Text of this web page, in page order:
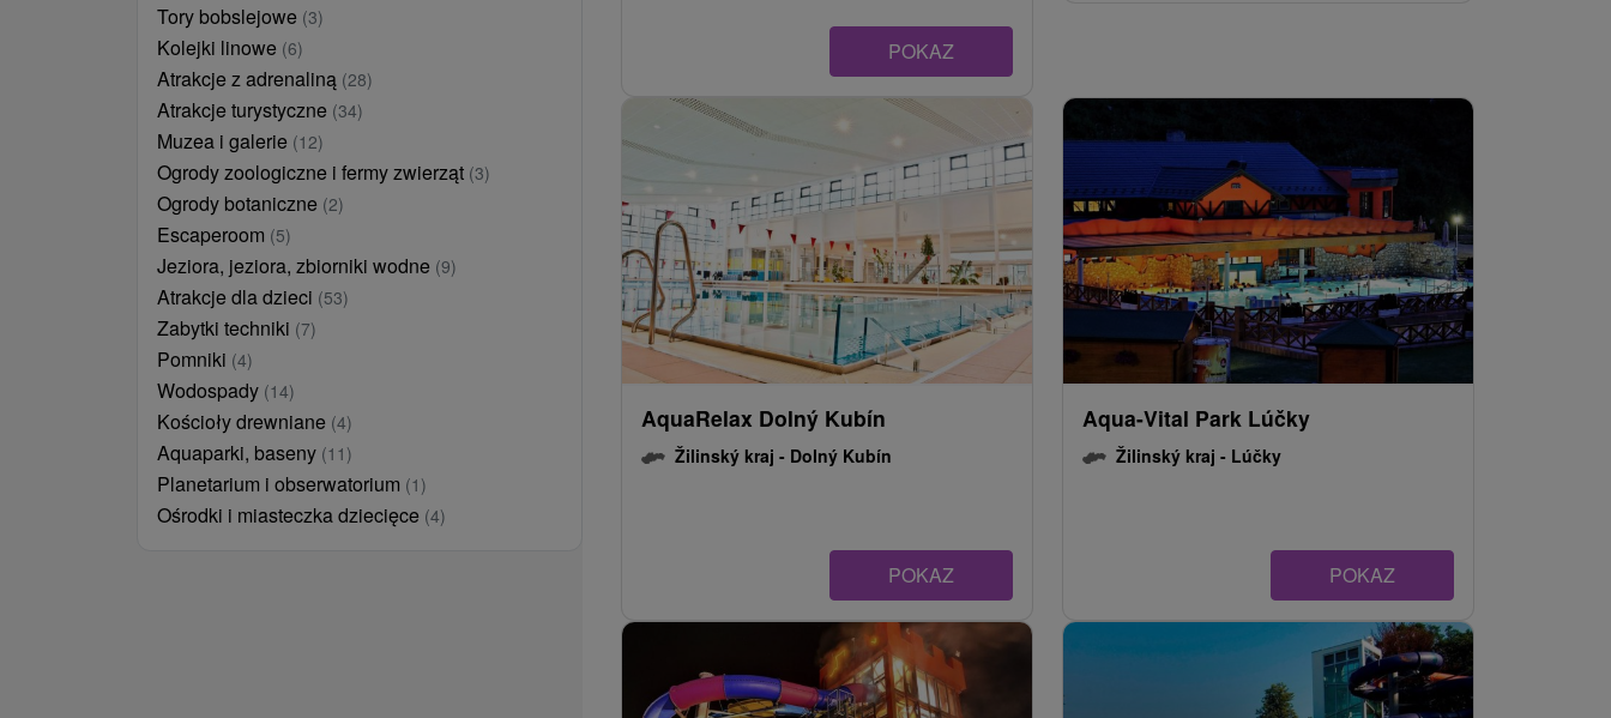
Tory bobslejowe (3)
Kolejki linowe (6)
Atrakcje z adrenaliną (28)
Atrakcje turystyczne (34)
Muzea i galerie (12)
Ogrody zoologiczne i fermy zwierząt (3)
Ogrody botaniczne (2)
Escaperoom (5)
Jeziora, jeziora, zbiorniki wodne (9)
Atrakcje dla dzieci (53)
Zabytki techniki (7)
Pomniki (4)
Wodospady (14)
Kościoły drewniane (4)
Aquaparki, baseny (11)
Planetarium i obserwatorium (1)
Ośrodki i miasteczka dziecięce (4)
POKAZ
AquaRelax Dolný Kubín
Žilinský kraj - Dolný Kubín
POKAZ
Aqua-Vital Park Lúčky
Žilinský kraj - Lúčky
POKAZ